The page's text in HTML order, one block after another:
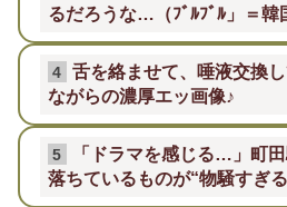
るだろうな…（ﾌﾞﾙﾌﾞﾙ」＝韓
4
舌を絡ませて、唾液交換
ながらの濃厚エッ画像♪
5
「ドラマを感じる…」町
落ちているものが“物騒すぎ